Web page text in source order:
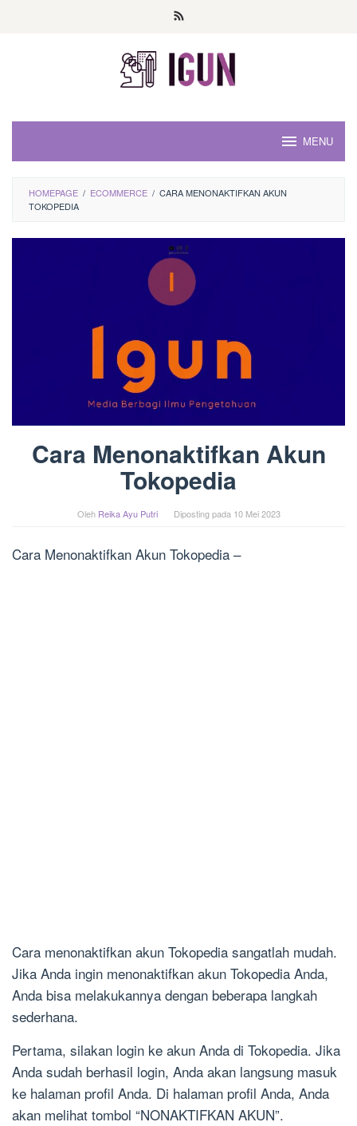
MENU
HOMEPAGE / ECOMMERCE / CARA MENONAKTIFKAN AKUN
TOKOPEDIA
Cara Menonaktifkan Akun
Tokopedia
Oleh Reika Ayu Putri Diposting pada 10 Mei 2023
Cara Menonaktifkan Akun Tokopedia –
Cara menonaktifkan akun Tokopedia sangatlah mudah.
Jika Anda ingin menonaktifkan akun Tokopedia Anda,
Anda bisa melakukannya dengan beberapa langkah
sederhana.
Pertama, silakan login ke akun Anda di Tokopedia. Jika
Anda sudah berhasil login, Anda akan langsung masuk
ke halaman profil Anda. Di halaman profil Anda, Anda
akan melihat tombol “NONAKTIFKAN AKUN”.